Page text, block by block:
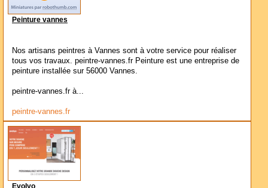
Peinture vannes
Nos artisans peintres à Vannes sont à votre service pour réaliser
tous vos travaux. peintre-vannes.fr Peinture est une entreprise de
peinture installée sur 56000 Vannes.
peintre-vannes.fr à...
peintre-vannes.fr
Evolyo